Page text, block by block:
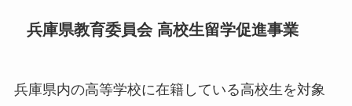
兵庫県教育委員会 高校生留学促進事業
兵庫県内の高等学校に在籍している高校生を対象